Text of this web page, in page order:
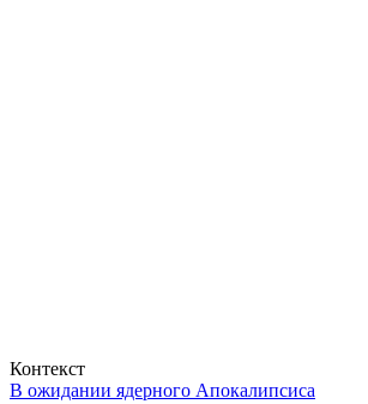
Контекст
В ожидании ядерного Апокалипсиса